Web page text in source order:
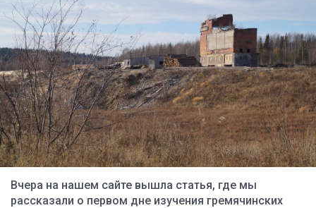
Вчера на нашем сайте вышла статья, где мы
рассказали о первом дне изучения гремячинских